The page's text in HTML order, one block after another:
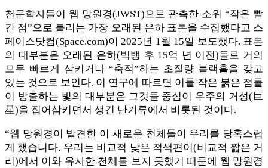
천문학자들이 웹 망원경(JWST)으로 관측한 소위 “작은 빨
간 점”으로 불리는 가장 오래된 은하 표본을 수집했다고 스
페이스닷컴(Space.com)이 2025년 1월 15일 보도했다. 표본
의 대부분은 오래된 은하(빅뱅 후 15억 년 이전)들로 거의
모두 빠르게 삼키거나 “축적”하는 초질량 블랙홀을 갖고
있는 것으로 보인다. 이 연구에 따르면 이들 작은 붉은 점들
이 방출하는 빛의 대부분은 그것들 중심이 우주의 거성(巨
星)을 집어삼키면서 생긴 난기류에서 비롯된 것이다.
“웹 망원경이 발견한 이 새로운 천체들이 우리를 당혹스럽
게 했습니다. 우리는 비교적 낮은 적색편이(비교적 짧은 거
리)에서 이와 유사한 천체를 보지 못했기 때문에 웹 망원경